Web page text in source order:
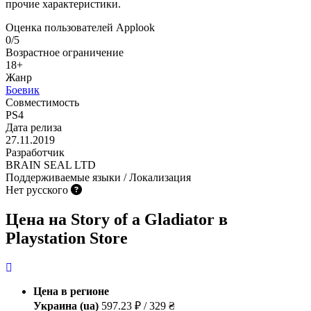
прочие характеристики.
Оценка пользователей Applook
0/5
Возрастное ограничение
18+
Жанр
Боевик
Совместимость
PS4
Дата релиза
27.11.2019
Разработчик
BRAIN SEAL LTD
Поддерживаемые языки / Локализация
Нет русского
Цена на Story of a Gladiator в
Playstation Store
Цена в регионе
Украина (ua) 597.23 ₽ / 329 ₴